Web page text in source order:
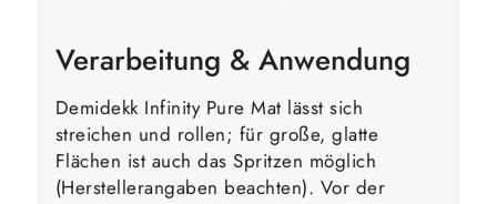
Verarbeitung & Anwendung
Demidekk Infinity Pure Mat lässt sich
streichen und rollen; für große, glatte
Flächen ist auch das Spritzen möglich
(Herstellerangaben beachten). Vor der